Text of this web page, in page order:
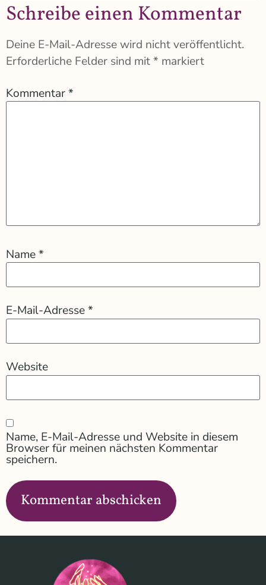
Schreibe einen Kommentar
Deine E-Mail-Adresse wird nicht veröffentlicht.
Erforderliche Felder sind mit* markiert
Kommentar*
Name*
E-Mail-Adresse*
Website
Name, E-Mail-Adresse und Website in diesem
Browser für meinen nächsten Kommentar
speichern.